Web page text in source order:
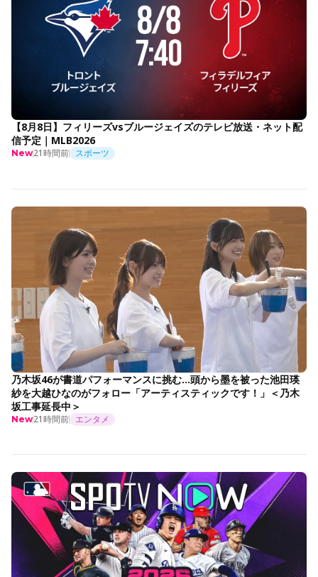
【8月8日】フィリーズvsブルージェイズのテレビ放送・ネット配
信予定｜MLB2026
New21時間前 スポーツ
乃木坂46が書道パフォーマンスに挑む…頭から墨を被った池田瑛
紗を大越ひなのがフォロー「アーティスティックです！」＜乃木
坂工事延長中＞
New21時間前 エンタメ